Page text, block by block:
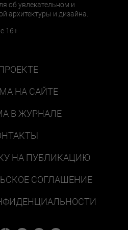
об увлекательном и
архитектуры и дизайна.
16+
НА САЙТЕ
В ЖУРНАЛЕ
НА ПУБЛИКАЦИЮ
СОГЛАШЕНИЕ